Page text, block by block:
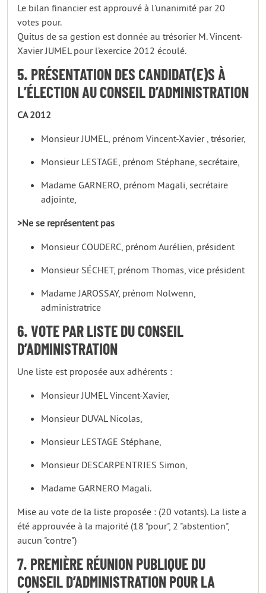
Le bilan financier est approuvé à l’unanimité par 20
votes pour.
Quitus de sa gestion est donnée au trésorier M. Vincent-
Xavier JUMEL pour l’exercice 2012 écoulé.
5. PRÉSENTATION DES CANDIDAT(E)S À
L’ÉLECTION AU CONSEIL D’ADMINISTRATION
CA 2012
Monsieur JUMEL, prénom Vincent-Xavier , trésorier,
Monsieur LESTAGE, prénom Stéphane, secrétaire,
Madame GARNERO, prénom Magali, secrétaire
adjointe,
>Ne se représentent pas
Monsieur COUDERC, prénom Aurélien, président
Monsieur SÉCHET, prénom Thomas, vice président
Madame JAROSSAY, prénom Nolwenn,
administratrice
6. VOTE PAR LISTE DU CONSEIL
D’ADMINISTRATION
Une liste est proposée aux adhérents :
Monsieur JUMEL Vincent-Xavier,
Monsieur DUVAL Nicolas,
Monsieur LESTAGE Stéphane,
Monsieur DESCARPENTRIES Simon,
Madame GARNERO Magali.
Mise au vote de la liste proposée : (20 votants). La liste a
été approuvée à la majorité (18 "pour", 2 "abstention",
aucun "contre")
7. PREMIÈRE RÉUNION PUBLIQUE DU
CONSEIL D’ADMINISTRATION POUR LA